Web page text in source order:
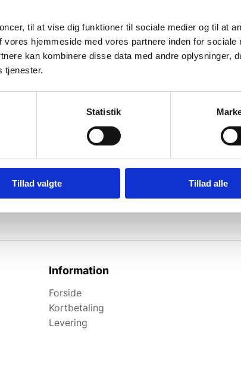
til at vise dig funktioner til sociale medier og til at
hjemmeside med vores partnere inden for sociale
kan kombinere disse data med andre oplysninger,
tjenester.
Statistik
Tillad valgte Tillad alle
selskabslokaler
Information
Forside
Kortbetaling
Levering